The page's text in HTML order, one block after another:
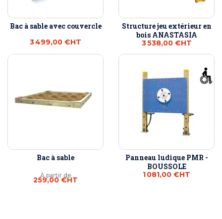
Bac à sable avec couvercle
3 499,00 €HT
Structure jeu extérieur en
bois ANASTASIA
3 538,00 €HT
Bac à sable
À partir de
259,00 €HT
Panneau ludique PMR -
BOUSSOLE
1 081,00 €HT